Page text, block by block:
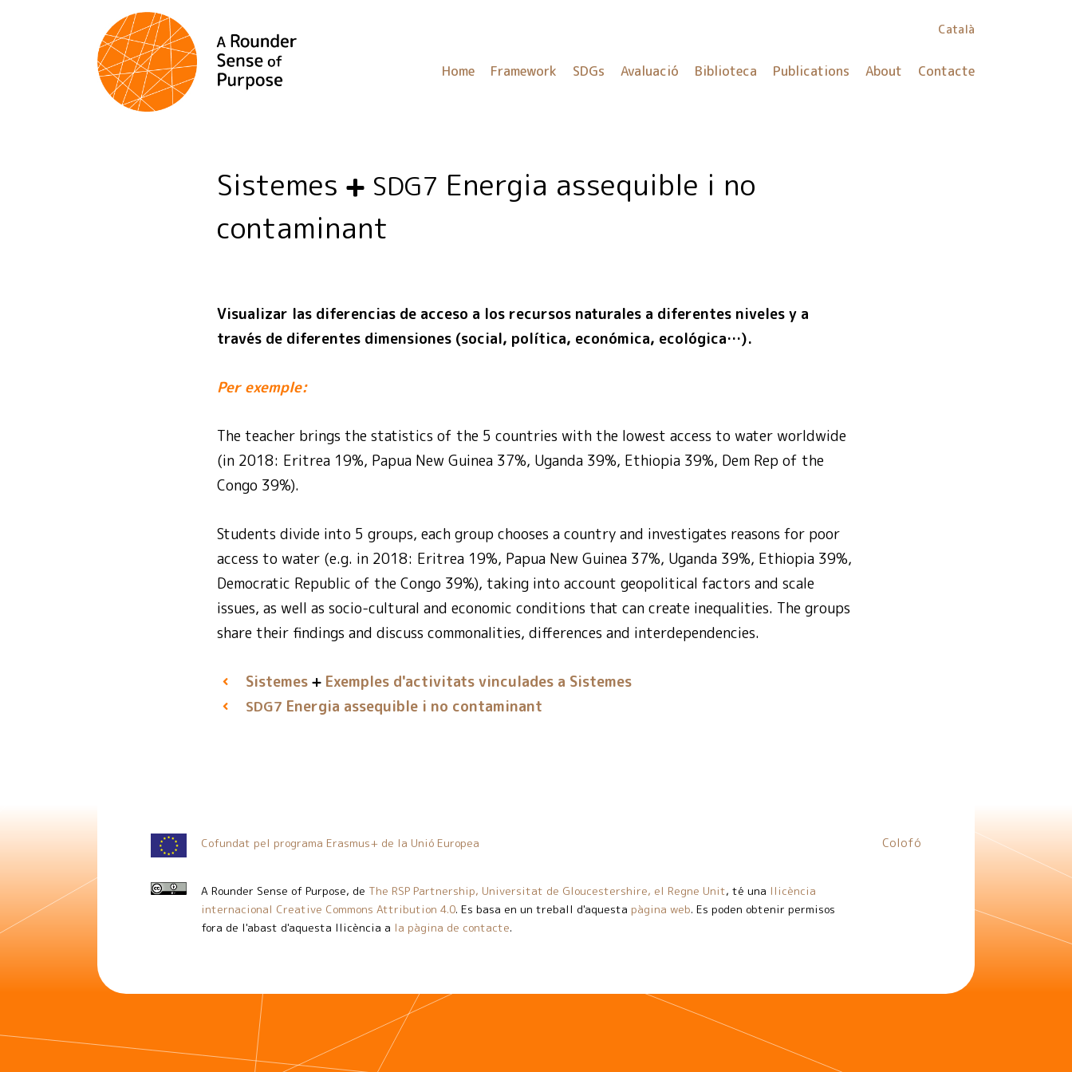
Català
Home Framework SDGs Avaluació Biblioteca Publications About Contacte
Sistemes SDG7 Energia assequible i no
contaminant
Visualizar las diferencias de acceso a los recursos naturales a diferentes niveles y a
través de diferentes dimensiones (social, política, económica, ecológica…).
Per exemple:
The teacher brings the statistics of the 5 countries with the lowest access to water worldwide
(in 2018: Eritrea 19%, Papua New Guinea 37%, Uganda 39%, Ethiopia 39%, Dem Rep of the
Congo 39%).
Students divide into 5 groups, each group chooses a country and investigates reasons for poor
access to water (e.g. in 2018: Eritrea 19%, Papua New Guinea 37%, Uganda 39%, Ethiopia 39%,
Democratic Republic of the Congo 39%), taking into account geopolitical factors and scale
issues, as well as socio-cultural and economic conditions that can create inequalities. The groups
share their findings and discuss commonalities, differences and interdependencies.
Sistemes Exemples d'activitats vinculades a Sistemes
SDG7 Energia assequible i no contaminant
Cofundat pel programa Erasmus+ de la Unió Europea
A Rounder Sense of Purpose, de The RSP Partnership, Universitat de Gloucestershire, el Regne Unit, té una llicència
internacional Creative Commons Attribution 4.0. Es basa en un treball d'aquesta pàgina web. Es poden obtenir permisos
fora de l'abast d'aquesta llicència a la pàgina de contacte.
Colofó